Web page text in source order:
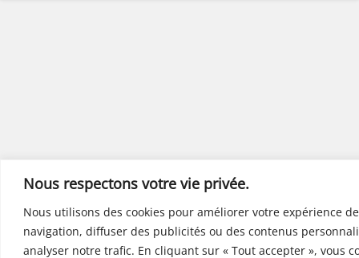
Nous respectons votre vie privée.
Nous utilisons des cookies pour améliorer votre expérience de
navigation, diffuser des publicités ou des contenus
analyser notre trafic. En cliquant sur « Tout accepter », vous